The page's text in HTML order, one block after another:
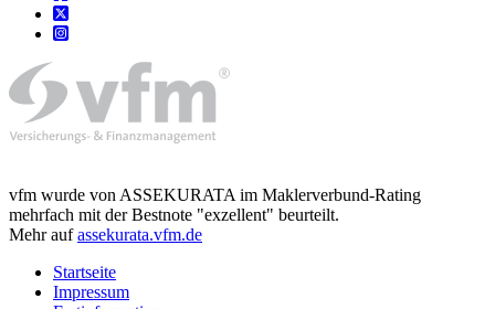
vfm wurde von ASSEKURATA im Maklerverbund-Rating
mehrfach mit der Bestnote "exzellent" beurteilt.
Mehr aufassekurata.vfm.de
Startseite
Impressum